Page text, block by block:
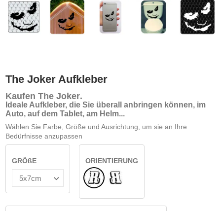
The Joker Aufkleber
Kaufen The Joker.
Ideale Aufkleber, die Sie überall anbringen können, im
Auto, auf dem Tablet, am Helm...
Wählen Sie Farbe, Größe und Ausrichtung, um sie an Ihre
Bedürfnisse anzupassen
GRÖßE
ORIENTIERUNG
NormaleUmgedreht